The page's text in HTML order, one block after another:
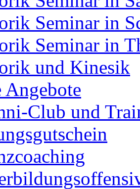
Seminar in
Seminar in
und Kinesik
Angebote
Club und